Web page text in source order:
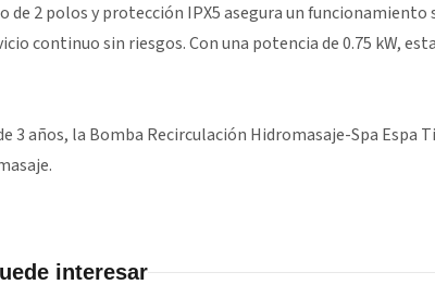
de 2 polos y protección IPX5 asegura un
continuo sin riesgos. Con una potencia de 0.75 kW,
3 años, la Bomba Recirculación Hidromasaje-Spa Espa
interesar